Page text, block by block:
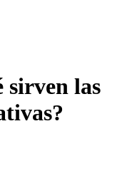
sirven las